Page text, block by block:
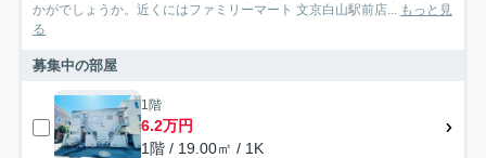
かがでしょうか。近くにはファミリーマート 文京白山駅前店... もっと見
る
募集中の部屋
1階
6.2万円
1階 / 19.00㎡ / 1K